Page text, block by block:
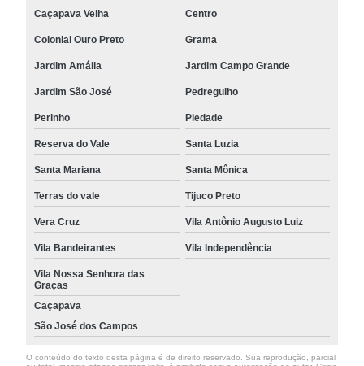
Caçapava Velha Centro
Colonial Ouro Preto Grama
Jardim Amália Jardim Campo Grande
Jardim São José Pedregulho
Perinho Piedade
Reserva do Vale Santa Luzia
Santa Mariana Santa Mônica
Terras do vale Tijuco Preto
Vera Cruz Vila Antônio Augusto Luiz
Vila Bandeirantes Vila Independência
Vila Nossa Senhora das
Graças
Caçapava
São José dos Campos
O conteúdo do texto desta página é de direito reservado. Sua reprodução, parcial